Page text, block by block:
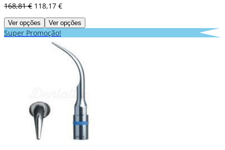
168,81 € 118,17 €
Ver opções Ver opções
Super Promoção!